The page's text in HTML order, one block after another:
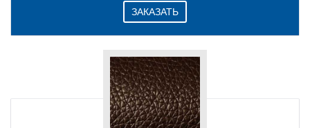
ЗАКАЗАТЬ